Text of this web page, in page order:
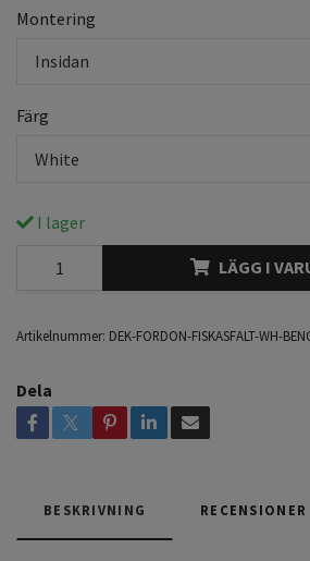
Montering
Insidan
Färg
White
I lager
LÄGG I
Artikelnummer: DEK-FORDON-FISKASFALT-WH-
Dela
BESKRIVNING RECENSIONER